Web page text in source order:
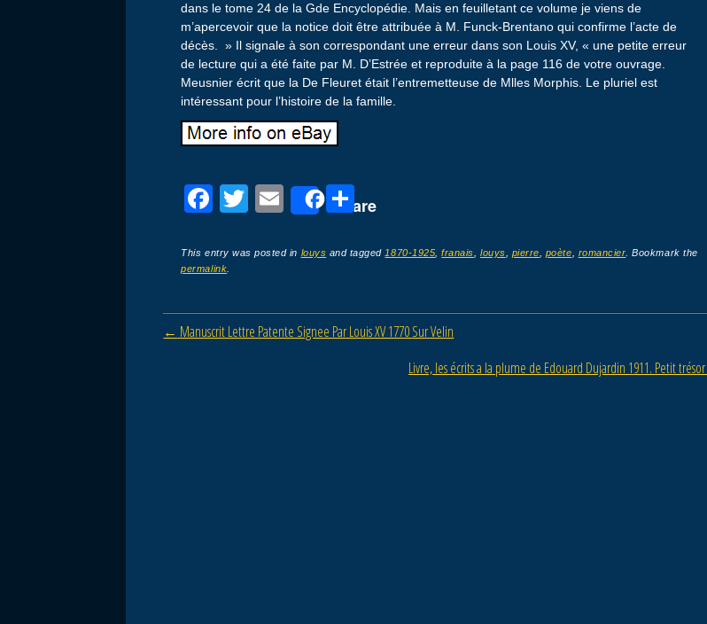
dans le tome 24 de la Gde Encyclopédie. Mais en feuilletant ce volume je viens de
m’apercevoir que la notice doit être attribuée à M. Funck-Brentano qui confirme l’acte de
décès. » Il signale à son correspondant une erreur dans son Louis XV, « une petite erreur
de lecture qui a été faite par M. D’Estrée et reproduite à la page 116 de votre ouvrage.
Meusnier écrit que la De Fleuret était l’entremetteuse de Mlles Morphis. Le pluriel est
intéressant pour l’histoire de la famille.
F
c
e
b
o
T
tt
E
ail
Share
P
ta
er
This entry was posted in louys and tagged 1870-1925 ,franais ,louys pierre poète romancier . Bookmark the
permalink
Post navigation
← Manuscrit Lettre Patente Signee Par Louis XV 1770 Sur Velin
Livre, les écrits a la plume de Edouard Dujardin 1911. Petit trésor